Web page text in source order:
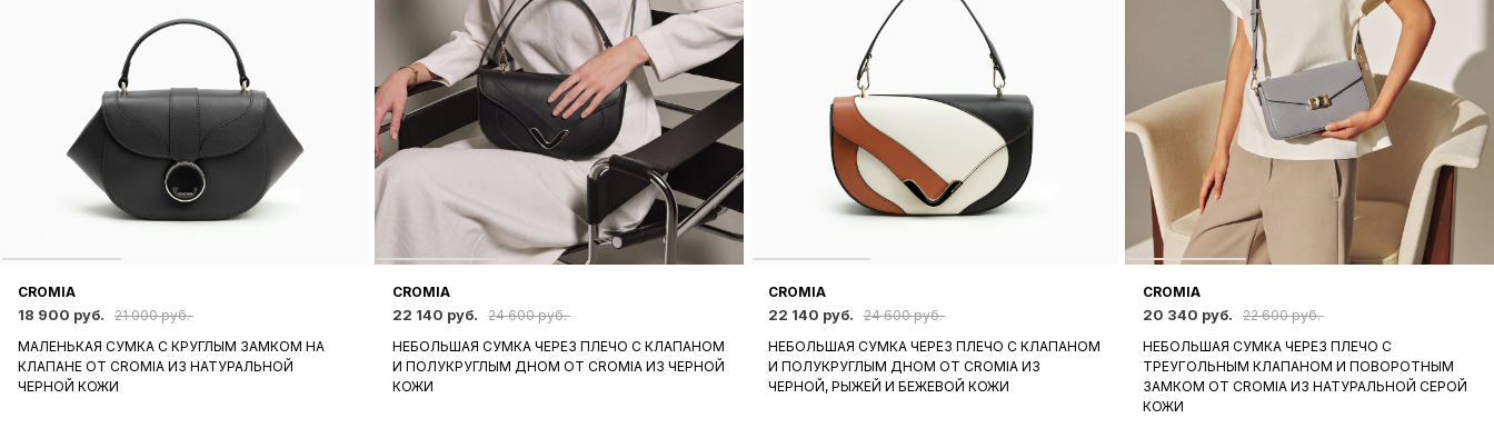
CROMIA
18 900 руб.
21 000 руб.
МАЛЕНЬКАЯ СУМКА С КРУГЛЫМ ЗАМКОМ НА
КЛАПАНЕ ОТ CROMIA ИЗ НАТУРАЛЬНОЙ
ЧЕРНОЙ КОЖИ
CROMIA
22 140 руб.
24 600 руб.
НЕБОЛЬШАЯ СУМКА ЧЕРЕЗ ПЛЕЧО С КЛАПАНОМ
И ПОЛУКРУГЛЫМ ДНОМ ОТ CROMIA ИЗ ЧЕРНОЙ
КОЖИ
CROMIA
22 140 руб.
24 600 руб.
НЕБОЛЬШАЯ СУМКА ЧЕРЕЗ ПЛЕЧО С КЛАПАНОМ
И ПОЛУКРУГЛЫМ ДНОМ ОТ CROMIA ИЗ
ЧЕРНОЙ, РЫЖЕЙ И БЕЖЕВОЙ КОЖИ
CROMIA
20 340 руб.
22 600 руб.
НЕБОЛЬШАЯ СУМКА ЧЕРЕЗ ПЛЕЧО С
ТРЕУГОЛЬНЫМ КЛАПАНОМ И ПОВОРОТНЫМ
ЗАМКОМ ОТ CROMIA ИЗ НАТУРАЛЬНОЙ СЕРОЙ
КОЖИ